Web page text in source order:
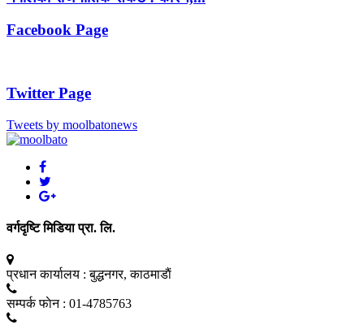
Facebook Page
Twitter Page
Tweets by moolbatonews
वर्गदृष्टि मिडिया प्रा. लि.
प्रधान कार्यालय : बुद्धनगर, काठमाडाैं
सम्पर्क फाेन : 01-4785763